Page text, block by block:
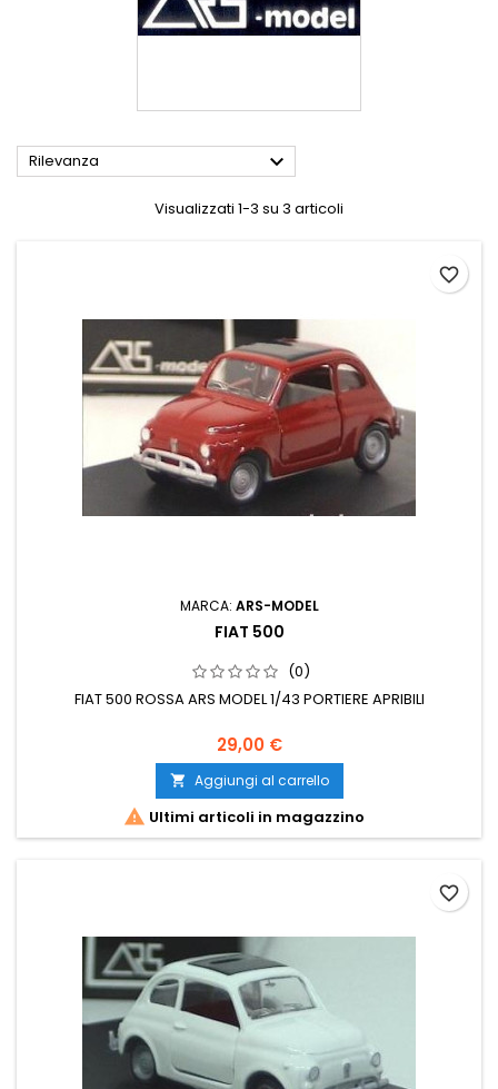
Rilevanza 
Visualizzati 1-3 su 3 articoli
MARCA: ARS-MODEL
FIAT 500
(0)
FIAT 500 ROSSA ARS MODEL 1/43 PORTIERE APRIBILI
29,00 €
 Aggiungi al carrello
 Ultimi articoli in magazzino
favorite_border
favorite_border